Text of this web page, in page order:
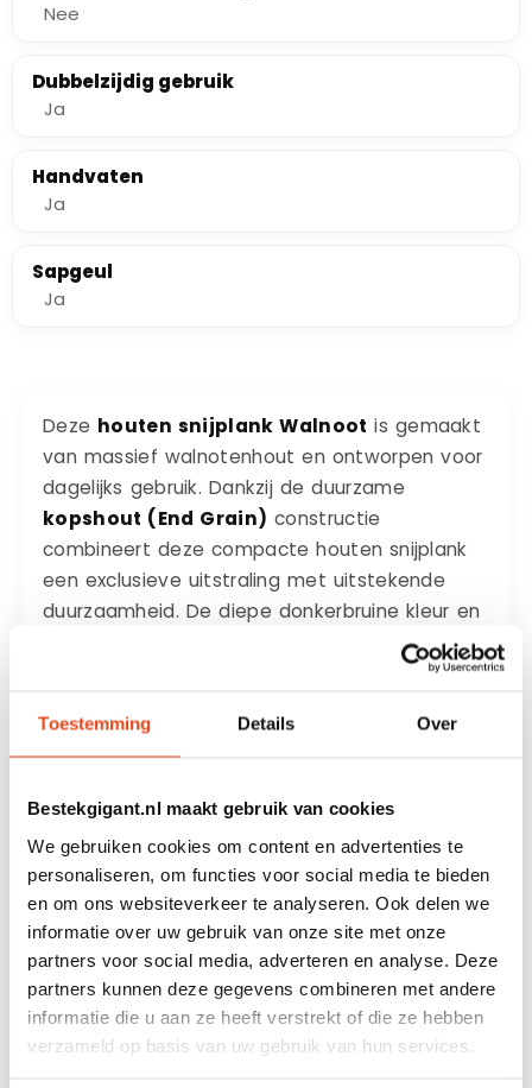
Toestemming Details Over
Bestekgigant.nl maakt gebruik van cookies
We gebruiken cookies om content en advertenties te
personaliseren, om functies voor social media te bieden
en om ons websiteverkeer te analyseren. Ook delen we
informatie over uw gebruik van onze site met onze
partners voor social media, adverteren en analyse. Deze
partners kunnen deze gegevens combineren met andere
informatie die u aan ze heeft verstrekt of die ze hebben
verzameld op basis van uw gebruik van hun services.
Nee
Dubbelzijdig gebruik
Ja
Handvaten
Ja
Sapgeul
Ja
Deze houten snijplank Walnoot is gemaakt
van massief walnotenhout en ontworpen voor
dagelijks gebruik. Dankzij de duurzame
kopshout (End Grain) constructie
combineert deze compacte houten snijplank
een exclusieve uitstraling met uitstekende
duurzaamheid. De diepe donkerbruine kleur en
rijke houtnerf maken iedere plank uniek, terwijl
de kopshoutconstructie vriendelijk is voor je
mooi te houden.
deze houten snijplank ideaal voor het snijden
van groenten, fruit, kruiden en brood. Dankzij
het compacte formaat is de plank eenvoudig
op te bergen en ook perfect te gebruiken als
luxe serveerplank voor tapas, kazen en andere
borrelhapjes.
Waarom kiezen voor een houten